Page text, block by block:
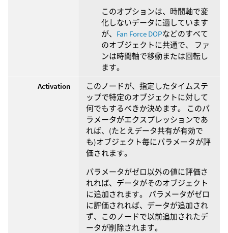
このオプションは、時間軸で変
化しないデータに適しています
が、 Fan Force DOPなどのすべて
のオブジェクトに共通で、 ファ
ンは時間軸で移動または回転し
ます。
Activation
このノードが、指定したタイムステ
ップで特定のオブジェクトに対して
何でもするべきか決めます。 このパ
ラメータがエクスプレッションであ
れば、(たとえデータ共有が有効で
も)オブジェクト毎にパラメータが評
価されます。
パラメータがゼロ以外の値に評価さ
れれば、データがそのオブジェクト
に追加されます。 パラメータがゼロ
に評価されれば、データが追加され
ず、このノードで以前追加されたデ
ータが削除されます。